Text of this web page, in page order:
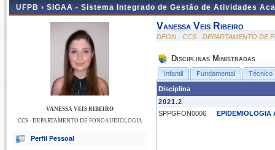
UFPB › SIGAA - Sistema Integrado de Gestão de Atividades
VANESSA VEIS RIBEIRO
CCS - DEPARTAMENTO DE FONOAUDIOLOGIA
Perfil Pessoal
Vanessa Veis Ribeiro
DFON - CCS - DEPARTAMENTO DE
Disciplinas Ministradas
Infantil Fundamental Técnico
Disciplina
2021.2
SPPGFON0006
EPIDEMIOLOGIA